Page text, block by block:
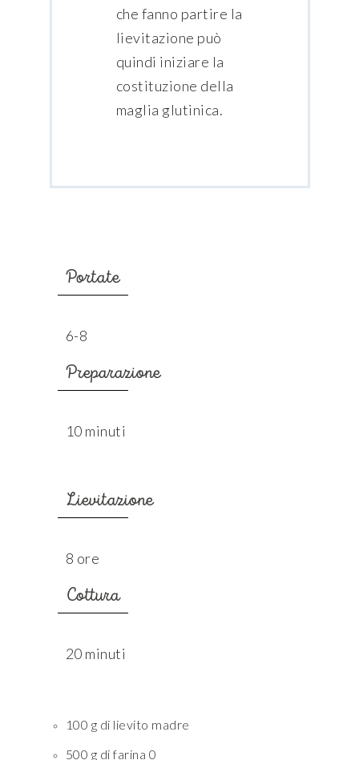
che fanno partire la
lievitazione può
quindi iniziare la
costituzione della
maglia glutinica.
Portate
6-8
Preparazione
10 minuti
Lievitazione
8 ore
Cottura
20 minuti
100 g di lievito madre
500 g di farina 0